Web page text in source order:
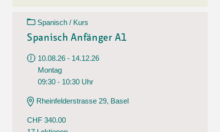
Spanisch / Kurs
Spanisch Anfänger A1
10.08.26 - 14.12.26
Montag
09:30 - 10:30 Uhr
Rheinfelderstrasse 29, Basel
CHF 340.00